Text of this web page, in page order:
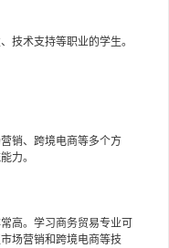
技术支持等职业的学生。
销、跨境电商等多个方
力。
高。学习商务贸易专业可
场营销和跨境电商等技